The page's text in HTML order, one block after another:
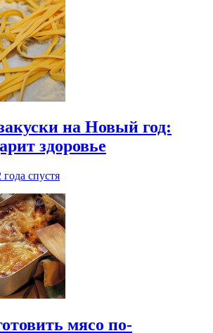
на Новый год:
здоровье
года спустя
мясо по-